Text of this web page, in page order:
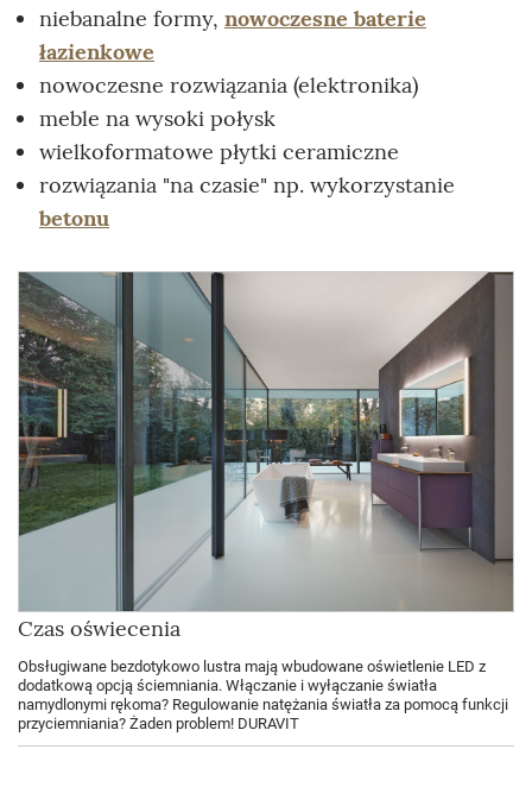
niebanalne formy, nowoczesne baterie
łazienkowe
nowoczesne rozwiązania (elektronika)
meble na wysoki połysk
wielkoformatowe płytki ceramiczne
rozwiązania "na czasie" np. wykorzystanie
betonu
Czas oświecenia
Obsługiwane bezdotykowo lustra mają wbudowane oświetlenie LED z
dodatkową opcją ściemniania. Włączanie i wyłączanie światła
namydlonymi rękoma? Regulowanie natężania światła za pomocą funkcji
przyciemniania? Żaden problem! DURAVIT